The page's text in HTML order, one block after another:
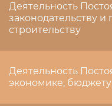
Деятельность
законодательству и
строительству
Деятельность
экономике,